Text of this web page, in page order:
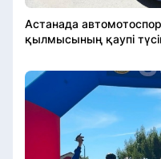
Астанада
қылмысының қаупі